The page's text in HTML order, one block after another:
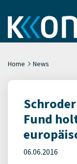
Home News
Fund
06.06.2016